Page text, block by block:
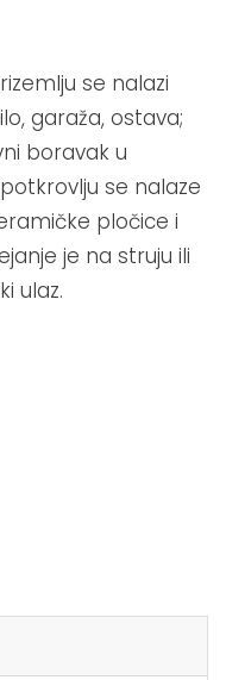
se nalazi
garaža, ostava;
boravak u
se nalaze
pločice i
je na struju ili
ulaz.